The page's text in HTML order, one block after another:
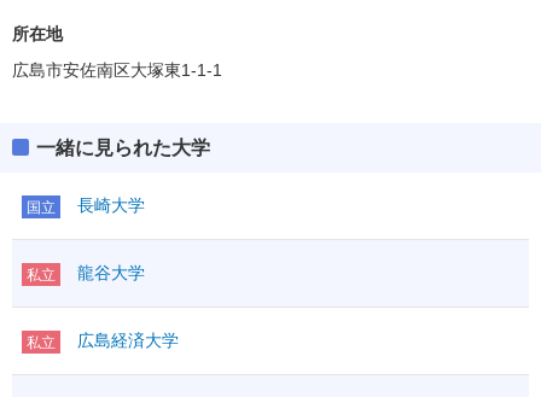
所在地
広島市安佐南区大塚東1-1-1
一緒に見られた大学
国立 長崎大学
私立 龍谷大学
私立 広島経済大学